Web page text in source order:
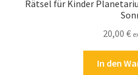
Rätsel für Kinder
20,00 €
In den